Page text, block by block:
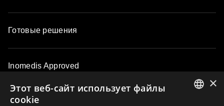
Готовые решения
Inomedis Approved
Контакты
×
Этот веб-сайт использует файлы
cookie